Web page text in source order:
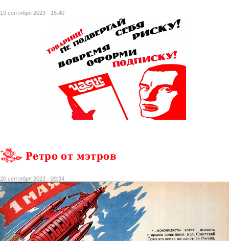
19 сентября 2023 - 15:40
Ретро от мэтров
20 сентября 2023 - 09:34